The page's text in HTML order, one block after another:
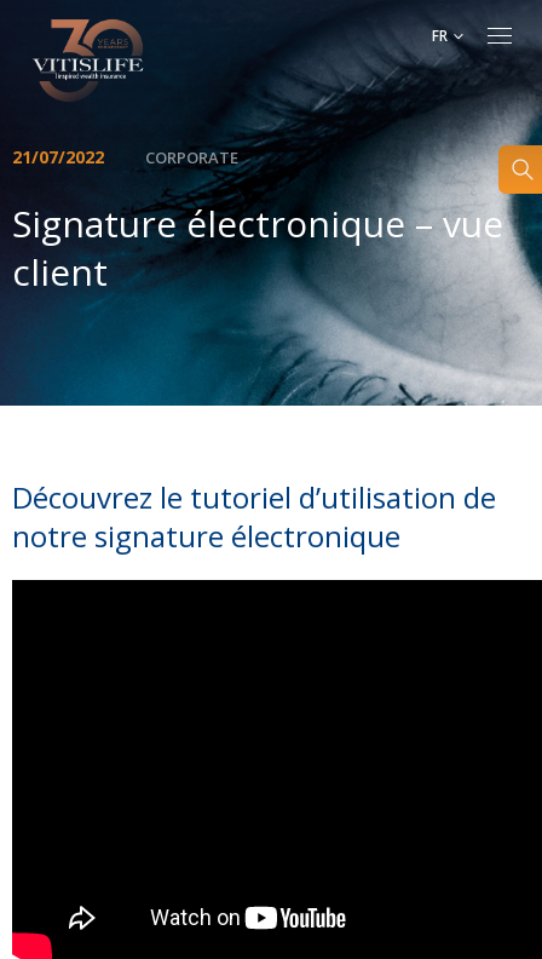
FR
21/07/2022 CORPORATE
Signature électronique – vue
client
Découvrez le tutoriel d’utilisation de
notre signature électronique